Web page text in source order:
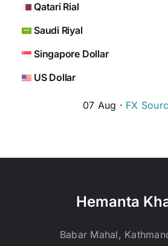
Qatari Rial
Saudi Riyal
Singapore Dollar
US Dollar
07 Aug · FX
Hemanta
Babar Mahal,